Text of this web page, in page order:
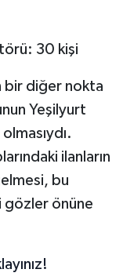
30 kişi
bir diğer nokta
Yeşilyurt
ilanların
bu
gözler önüne